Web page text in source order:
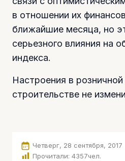
в отношении их
ближайшие месяца, но
серьезного влияния на
индекса.
Настроения в розничной
строительстве не
Четверг, 28 сентября,
Прочитали: 4357чел.